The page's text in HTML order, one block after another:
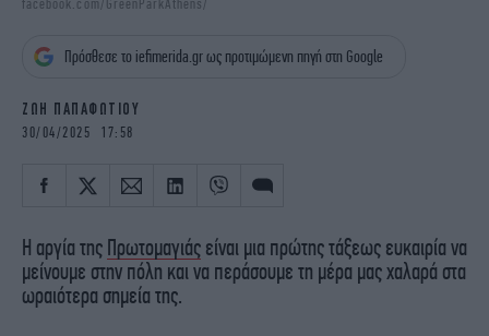
iBOOKS
OSCARS
NEWSLETTER
facebook.com/GreenParkAthens/
Πρόσθεσε το iefimerida.gr ως προτιμώμενη πηγή στη Google
ΖΩΗ ΠΑΠΑΦΩΤΙΟΥ
30/04/2025 17:58
Η αργία της Πρωτομαγιάς είναι μια πρώτης τάξεως ευκαιρία να
μείνουμε στην πόλη και να περάσουμε τη μέρα μας χαλαρά στα
ωραιότερα σημεία της.